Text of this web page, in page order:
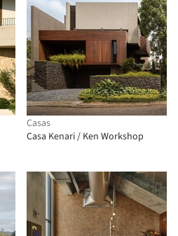
Casas
Casa Kenari / Ken Workshop